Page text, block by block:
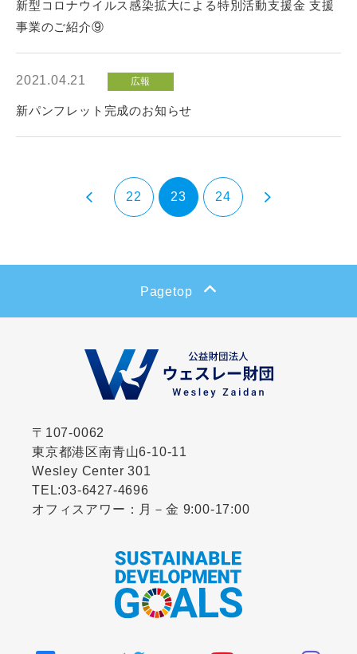
新型コロナウイルス感染拡大による特別活動支援金 支援
事業のご紹介⑨
2021.04.21 広報
新パンフレット完成のお知らせ
22 23 24
Pagetop
〒107-0062
東京都港区南青山6-10-11
Wesley Center 301
TEL:03-6427-4696
オフィスアワー：月－金 9:00-17:00